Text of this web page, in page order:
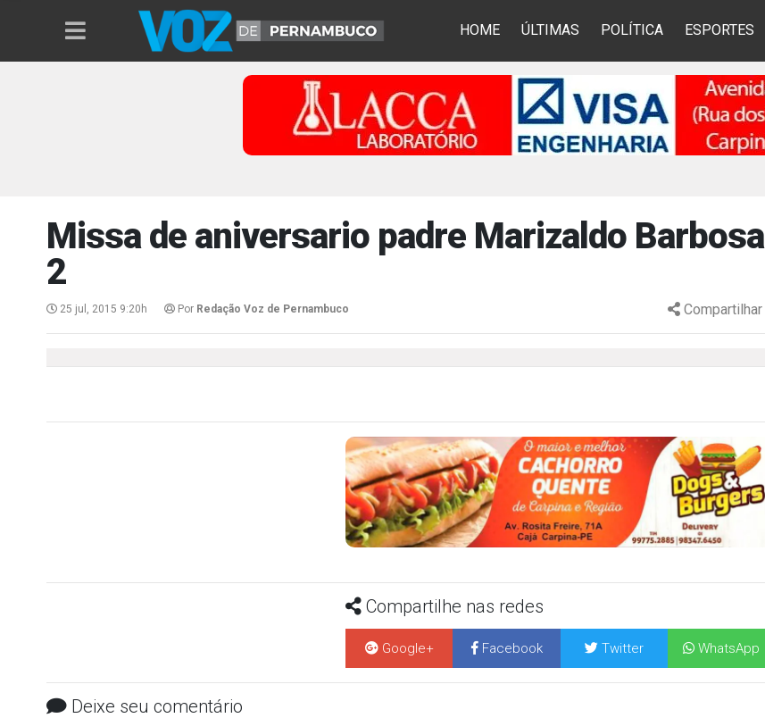
HOME ÚLTIMAS POLÍTICA ESPORTES
Missa de aniversario padre Marizaldo Barbosa
2
25 jul, 2015 9:20h Por Redação Voz de Pernambuco Compartilhar
Compartilhe nas redes
Google+ Facebook Twitter WhatsApp
Deixe seu comentário